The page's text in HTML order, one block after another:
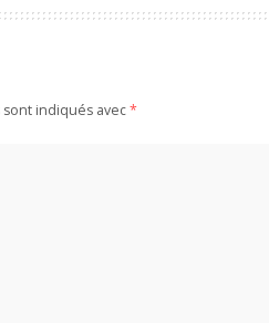
indiqués avec*